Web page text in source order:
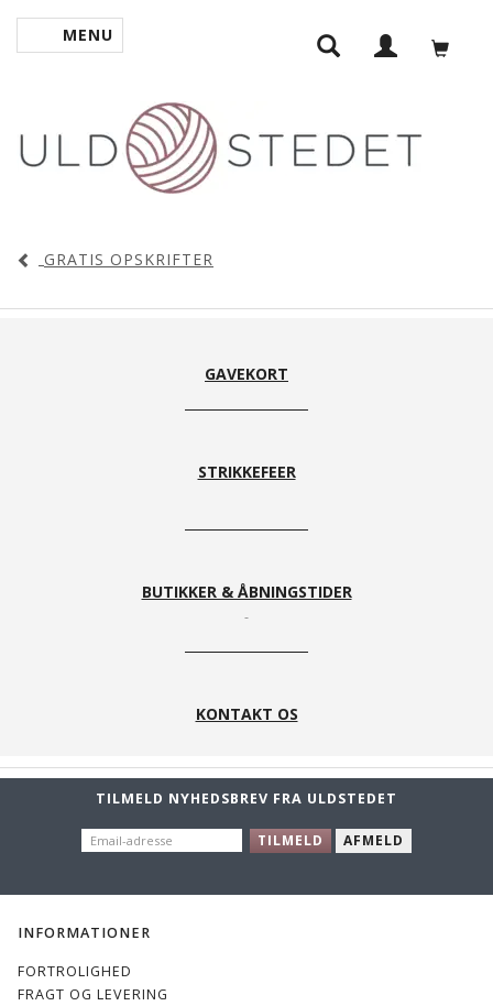
SKIFTE NAVIGATION
MENU
GRATIS OPSKRIFTER
GAVEKORT
STRIKKEFEER
BUTIKKER & ÅBNINGSTIDER
KONTAKT OS
TILMELD NYHEDSBREV FRA ULDSTEDET
EMAIL-
ADRESSE
TILMELD AFMELD
INFORMATIONER
FORTROLIGHED
FRAGT OG LEVERING